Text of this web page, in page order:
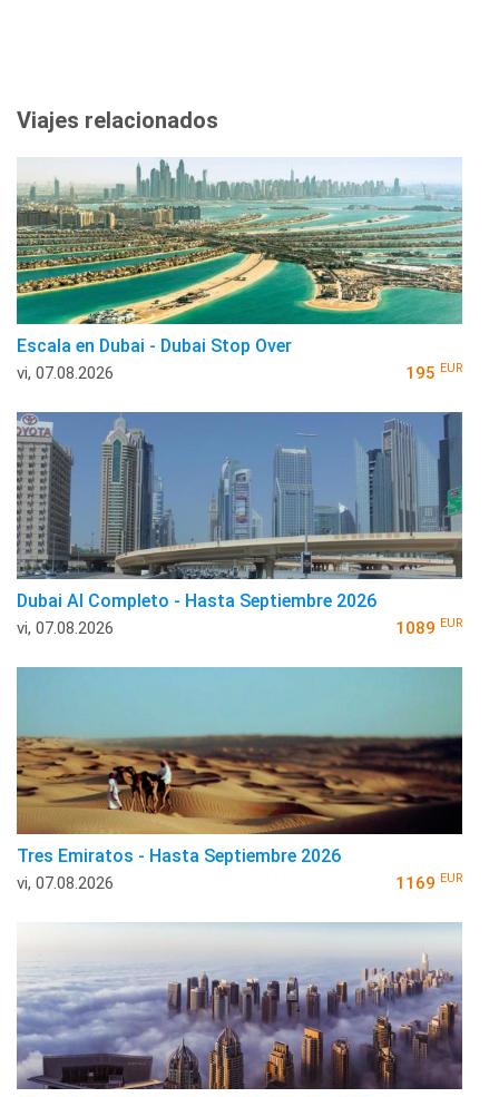
Viajes relacionados
Escala en Dubai - Dubai Stop Over
vi, 07.08.2026 195 EUR
Dubai Al Completo - Hasta Septiembre 2026
vi, 07.08.2026 1089 EUR
Tres Emiratos - Hasta Septiembre 2026
vi, 07.08.2026 1169 EUR